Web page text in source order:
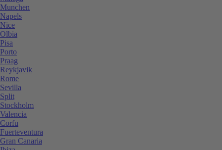
Munchen
Napels
Nice
Olbia
Pisa
Porto
Praag
Reykjavik
Rome
Sevilla
Split
Stockholm
Valencia
Corfu
Fuerteventura
Gran Canaria